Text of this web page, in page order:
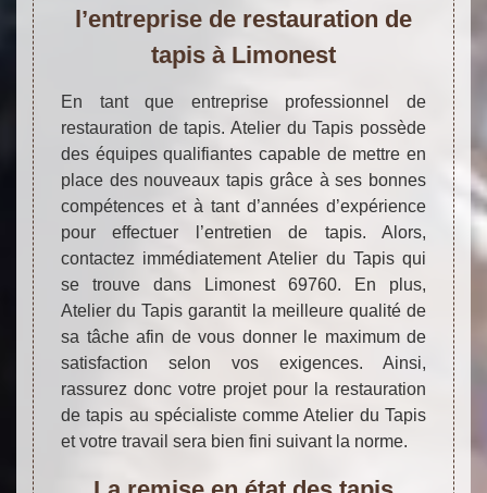
l’entreprise de restauration de
tapis à Limonest
En tant que entreprise professionnel de
restauration de tapis. Atelier du Tapis possède
des équipes qualifiantes capable de mettre en
place des nouveaux tapis grâce à ses bonnes
compétences et à tant d’années d’expérience
pour effectuer l’entretien de tapis. Alors,
contactez immédiatement Atelier du Tapis qui
se trouve dans Limonest 69760. En plus,
Atelier du Tapis garantit la meilleure qualité de
sa tâche afin de vous donner le maximum de
satisfaction selon vos exigences. Ainsi,
rassurez donc votre projet pour la restauration
de tapis au spécialiste comme Atelier du Tapis
et votre travail sera bien fini suivant la norme.